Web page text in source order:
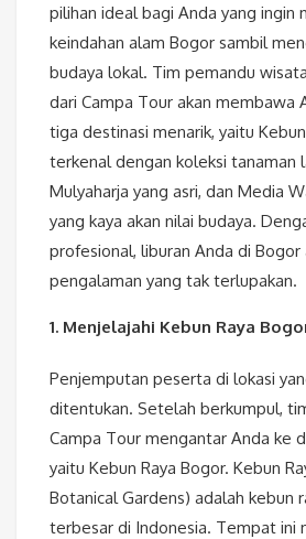
pilihan ideal bagi Anda yang ingin
keindahan alam Bogor sambil
budaya lokal. Tim pemandu
dari Campa Tour akan membawa
tiga destinasi menarik, yaitu
terkenal dengan koleksi tanaman
Mulyaharja yang asri, dan Media
yang kaya akan nilai budaya.
profesional, liburan Anda di Bogor
pengalaman yang tak terlupakan.
1. Menjelajahi Kebun Raya
Penjemputan peserta di lokasi
ditentukan. Setelah berkumpul,
Campa Tour mengantar Anda ke
yaitu Kebun Raya Bogor. Kebun
Botanical Gardens) adalah kebun
terbesar di Indonesia. Tempat ini